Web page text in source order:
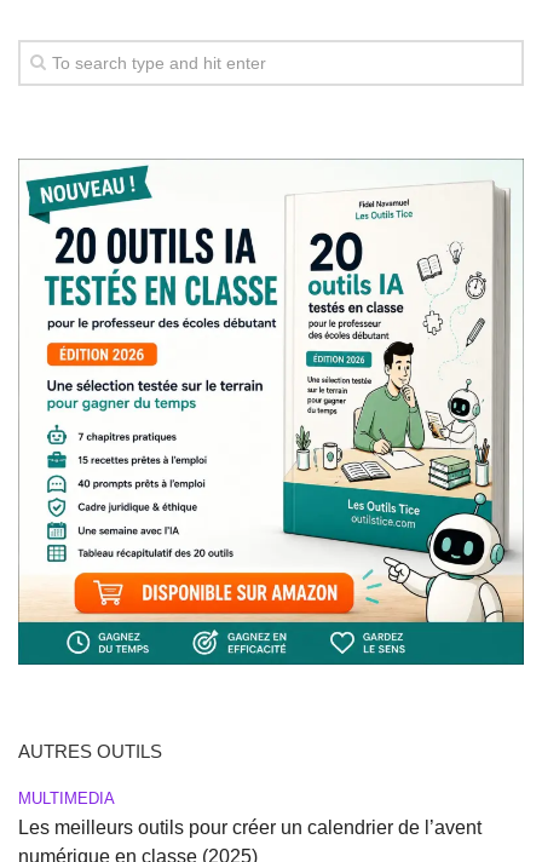
AUTRES OUTILS
MULTIMEDIA
Les meilleurs outils pour créer un calendrier de l’avent
numérique en classe (2025)